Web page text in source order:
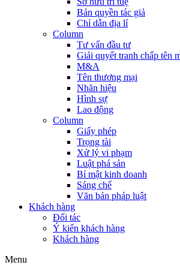
Bản quyền tác giả
Chỉ dẫn địa lí
Column
Tư vấn đầu tư
Giải quyết tranh chấp tên
M&A
Tên thương mại
Nhãn hiệu
Hình sự
Lao động
Column
Giấy phép
Trọng tài
Xử lý vi phạm
Luật phá sản
Bí mật kinh doanh
Sáng chế
Văn bản pháp luật
Khách hàng
Đối tác
Ý kiến khách hàng
Khách hàng
Menu